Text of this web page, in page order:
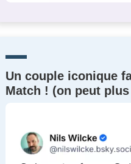
Un couple iconique
Match ! (on peut